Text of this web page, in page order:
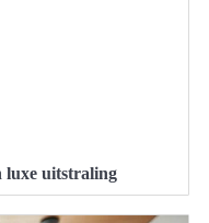
luxe uitstraling